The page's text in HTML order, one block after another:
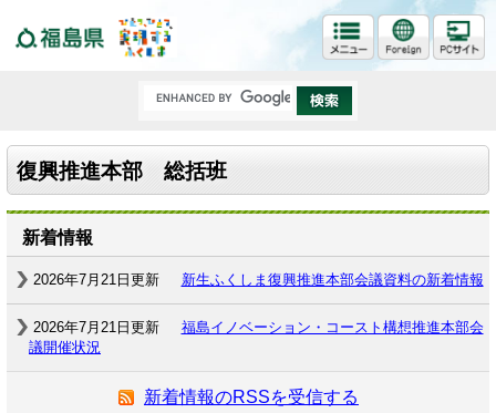
復興推進本部 総括班
新着情報
2026年7月21日更新 新生ふくしま復興推進本部会議資料の新着情報
2026年7月21日更新
福島イノベーション・コースト構想推進本部会
議開催状況
新着情報のRSSを受信する